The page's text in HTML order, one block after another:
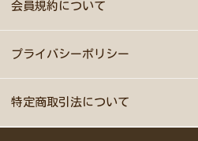
会員規約について
プライバシーポリシー
特定商取引法について